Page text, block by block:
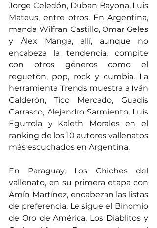
Jorge Celedón, Duban Bayona, Luis
Mateus, entre otros. En Argentina,
manda Wilfran Castillo, Omar Geles
y Álex Manga, allí, aunque no
encabeza la tendencia, compite
con otros géneros como el
reguetón, pop, rock y cumbia. La
herramienta Trends muestra a Iván
Calderón, Tico Mercado, Guadis
Carrasco, Alejandro Sarmiento, Luis
Egurrola y Kaleth Morales en el
ranking de los 10 autores vallenatos
más escuchados en Argentina.
En Paraguay, Los Chiches del
vallenato, en su primera etapa con
Amín Martínez, encabezan las listas
de preferencia. Le sigue el Binomio
de Oro de América, Los Diablitos y